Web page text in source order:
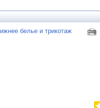
белье и трикотаж